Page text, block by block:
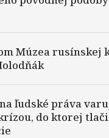
Múzea rusínskej
ľudské práva
do ktorej